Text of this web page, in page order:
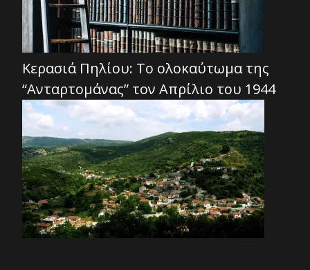
Κερασιά Πηλίου: Το ολοκαύτωμα της
“Ανταρτομάνας” τον Απρίλιο του 1944